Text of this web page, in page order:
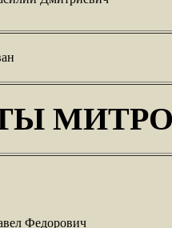
Федорович